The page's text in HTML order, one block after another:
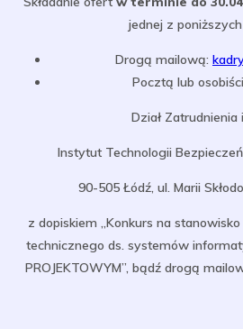
jednej z
Drogą mailową:
Pocztą lub
Dział Zatrudnienia
Instytut Technologii
90-505 Łódź, ul. Marii
z dopiskiem „Konkurs na
technicznego ds. systemów
PROJEKTOWYM”, bądź drogą